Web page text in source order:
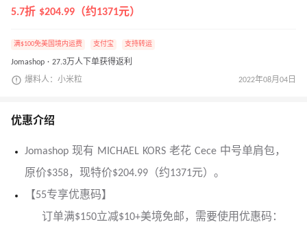
5.7折 $204.99（约1371元）
满$100免美国境内运费 支付宝 支持转运
Jomashop · 27.3万人下单获得返利
爆料人：小米粒 2022年08月04日
优惠介绍
Jomashop 现有 MICHAEL KORS 老花 Cece 中号单肩包，
原价$358，现特价$204.99（约1371元）。
【55专享优惠码】
订单满$150立减$10+美境免邮，需要使用优惠码：